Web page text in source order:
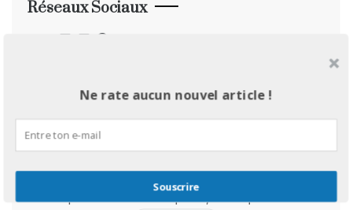
Réseaux Sociaux
FacebookInstagram
surtout pour son travail de qualité, ses explications et
Ne rate aucun nouvel article !
Souscrire